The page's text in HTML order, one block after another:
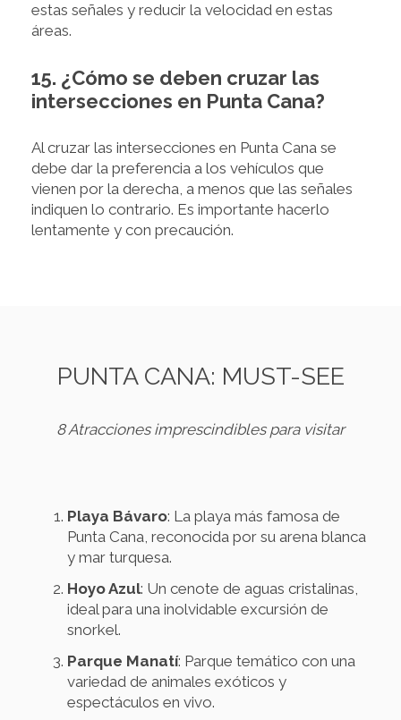
estas señales y reducir la velocidad en estas
áreas.
15. ¿Cómo se deben cruzar las
intersecciones en Punta Cana?
Al cruzar las intersecciones en Punta Cana se
debe dar la preferencia a los vehículos que
vienen por la derecha, a menos que las señales
indiquen lo contrario. Es importante hacerlo
lentamente y con precaución.
PUNTA CANA: MUST-SEE
8 Atracciones imprescindibles para visitar
Playa Bávaro: La playa más famosa de
Punta Cana, reconocida por su arena blanca
y mar turquesa.
Hoyo Azul: Un cenote de aguas cristalinas,
ideal para una inolvidable excursión de
snorkel.
Parque Manatí: Parque temático con una
variedad de animales exóticos y
espectáculos en vivo.